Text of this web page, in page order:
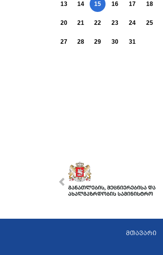
13 14 15 16 17 18
20 21 22 23 24 25
27 28 29 30 31
მთავარი